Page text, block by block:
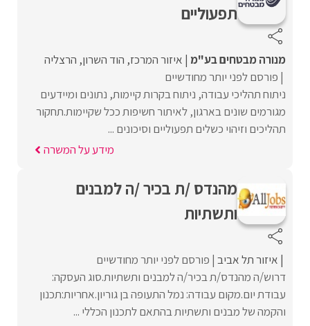
תפעוליים
מנורה מבטחים בע"מ איזור המרכז הוד השרון הרצליה
פורסם לפני יותר מחודשיים
ניתוח תהליכי עבודה, ניתוח בקרות קיימות, נתונים ומיידעים
מגורמים שונים בארגון, לאיתור חשיפות ככל שקיימות.תחקור
תהליכים וזיהוי כשלים תפעוליים וסיכונים ...
מידע על המשרה
מהנדס /ת בכיר /ה למבנים
ותשתיות
איזור תל אביב פורסם לפני יותר מחודשיים
דרוש/ה מהנדס/ת בכיר/ה למבנים ותשתיות.סוג העסקה:
עבודת יום.מקום עבודה: נמל התעופה בן גוריון.אחריות:תכנון
והקמה של מבנים ותשתיות בהתאם לתכנון הכללי ...